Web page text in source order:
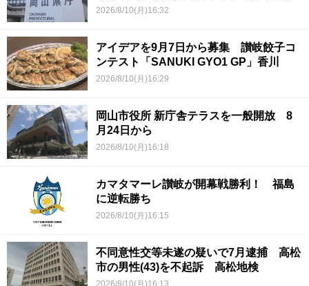
2026/8/10(月)16:32
アイデアを9月7日から募集 讃岐餃子コ
ンテスト「SANUKI GYO1 GP」香川
2026/8/10(月)16:29
岡山市役所 新庁舎テラスを一般開放 8
月24日から
2026/8/10(月)16:18
カマタマーレ讃岐が開幕戦勝利！ 福島
に逆転勝ち
2026/8/10(月)16:15
不同意性交等未遂の疑いで7月逮捕 高松
市の男性(43)を不起訴 高松地検
2026/8/10(月)16:13